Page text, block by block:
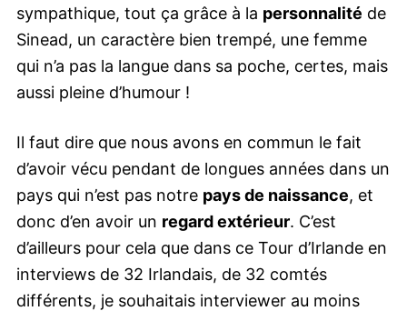
sympathique, tout ça grâce à la personnalité de
Sinead, un caractère bien trempé, une femme
qui n’a pas la langue dans sa poche, certes, mais
aussi pleine d’humour !
Il faut dire que nous avons en commun le fait
d’avoir vécu pendant de longues années dans un
pays qui n’est pas notre pays de naissance, et
donc d’en avoir un regard extérieur. C’est
d’ailleurs pour cela que dans ce Tour d’Irlande en
interviews de 32 Irlandais, de 32 comtés
différents, je souhaitais interviewer au moins